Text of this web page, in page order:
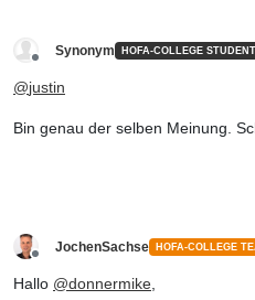
Synonym HOFA-COLLEGE STUDENT
@justin
Bin genau der selben Meinung.
JochenSachse HOFA-COLLEGE
Hallo @donnermike